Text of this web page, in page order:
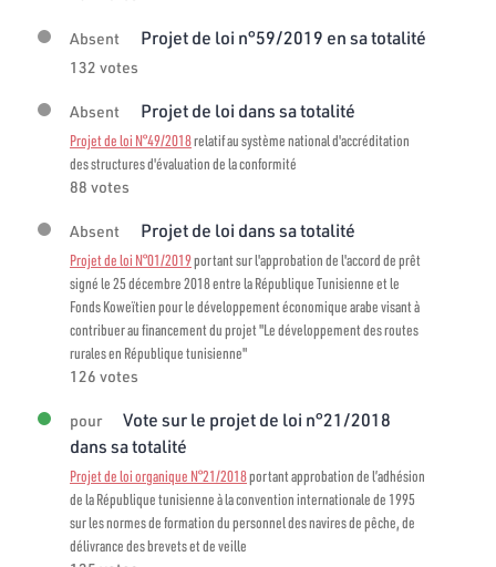
Absent Projet de loi n°59/2019 en sa totalité
132 votes
Absent Projet de loi dans sa totalité
Projet de loi N°49/2018relatif au système national d'accréditation
des structures d'évaluation de la conformité
88 votes
Absent Projet de loi dans sa totalité
Projet de loi N°01/2019portant sur l'approbation de l'accord de prêt
signé le 25 décembre 2018 entre la République Tunisienne et le
Fonds Koweïtien pour le développement économique arabe visant à
contribuer au financement du projet "Le développement des routes
rurales en République tunisienne"
126 votes
pour
Vote sur le projet de loi n°21/2018
dans sa totalité
Projet de loi organique N°21/2018portant approbation de l’adhésion
de la République tunisienne à la convention internationale de 1995
sur les normes de formation du personnel des navires de pêche, de
délivrance des brevets et de veille